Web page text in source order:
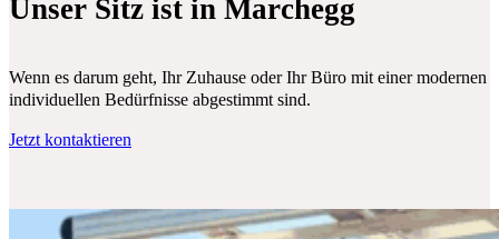
Unser Sitz ist in Marchegg
Wenn es darum geht, Ihr Zuhause oder Ihr Büro mit einer
individuellen Bedürfnisse abgestimmt sind.
Jetzt kontaktieren